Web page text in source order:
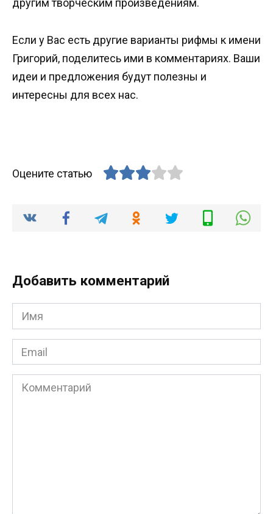
другим творческим произведениям.
Если у Вас есть другие варианты рифмы к имени
Григорий, поделитесь ими в комментариях. Ваши
идеи и предложения будут полезны и
интересны для всех нас.
Оцените статью
Добавить комментарий
Имя
*
Email
*
Комментарий